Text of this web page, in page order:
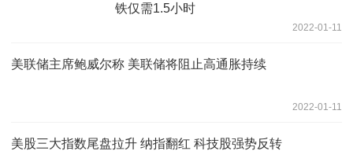
铁仅需1.5小时
2022-01-11
美联储主席鲍威尔称 美联储将阻止高通胀持续
2022-01-11
美股三大指数尾盘拉升 纳指翻红 科技股强势反转